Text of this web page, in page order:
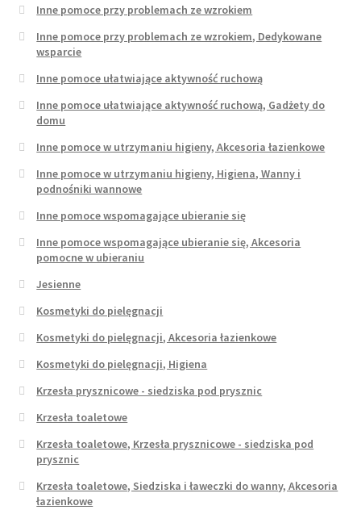
Inne pomoce przy problemach ze wzrokiem
Inne pomoce przy problemach ze wzrokiem, Dedykowane
wsparcie
Inne pomoce ułatwiające aktywność ruchową
Inne pomoce ułatwiające aktywność ruchową, Gadżety do
domu
Inne pomoce w utrzymaniu higieny, Akcesoria łazienkowe
Inne pomoce w utrzymaniu higieny, Higiena, Wanny i
podnośniki wannowe
Inne pomoce wspomagające ubieranie się
Inne pomoce wspomagające ubieranie się, Akcesoria
pomocne w ubieraniu
Jesienne
Kosmetyki do pielęgnacji
Kosmetyki do pielęgnacji, Akcesoria łazienkowe
Kosmetyki do pielęgnacji, Higiena
Krzesła prysznicowe - siedziska pod prysznic
Krzesła toaletowe
Krzesła toaletowe, Krzesła prysznicowe - siedziska pod
prysznic
Krzesła toaletowe, Siedziska i ławeczki do wanny, Akcesoria
łazienkowe